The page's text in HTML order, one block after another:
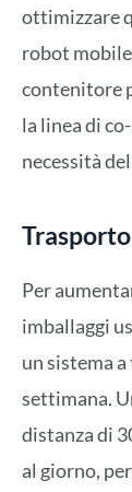
ottimizzare
robot
contenitore
la linea di
necessità
Per
imballaggi
un sistema
settimana.
distanza di
al giorno,